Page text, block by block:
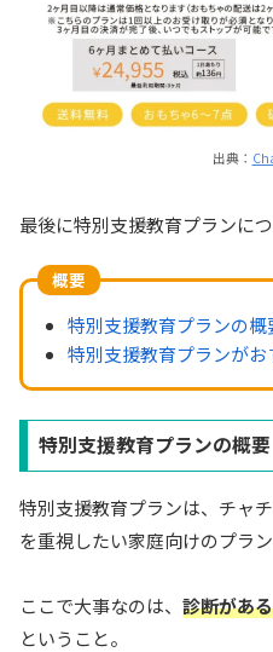
出典：
最後に特別支援教育プランに
概要
特別支援教育プランの概
特別支援教育プランがお
特別支援教育プランの概要
特別支援教育プランは、チャ
を重視したい家庭向けのプラン
ここで大事なのは、 診断があ
ということ。